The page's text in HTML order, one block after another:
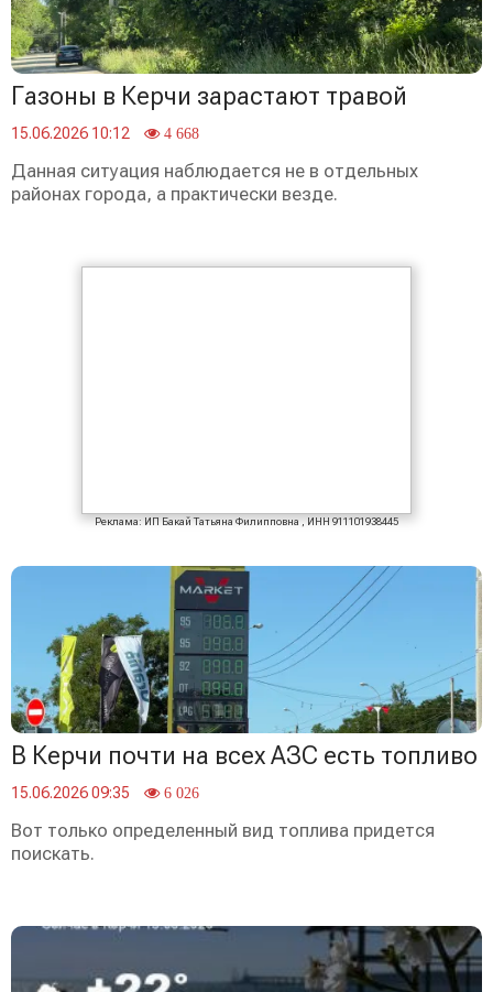
Газоны в Керчи зарастают травой
15.06.2026 10:12 4 668
Данная ситуация наблюдается не в отдельных
районах города, а практически везде.
Реклама: ИП Бакай Татьяна Филипповна , ИНН 911101938445
В Керчи почти на всех АЗС есть топливо
15.06.2026 09:35 6 026
Вот только определенный вид топлива придется
поискать.